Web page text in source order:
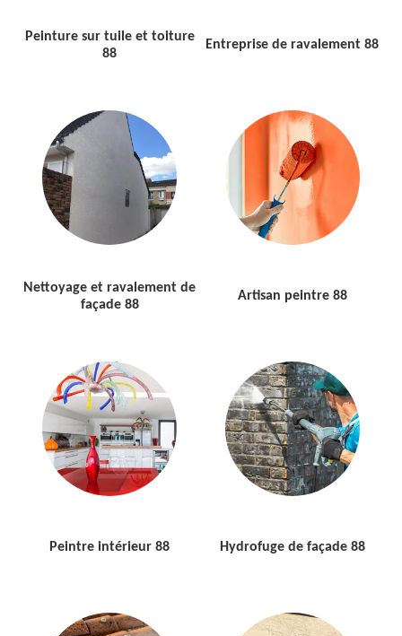
Peinture sur tuile et toiture
88
Entreprise de ravalement 88
Nettoyage et ravalement de
façade 88
Artisan peintre 88
Peintre intérieur 88 Hydrofuge de façade 88